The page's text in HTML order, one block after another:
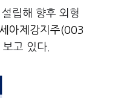
립해 향후 외형
세아제강지주(003
고 있다.